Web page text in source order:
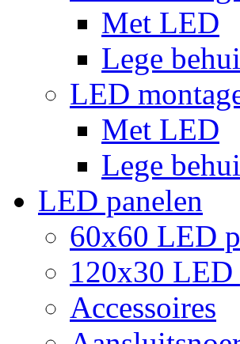
Met LED
Lege
LED
Met LED
Lege
LED panelen
60x60 LED
120x30 LED
Accessoires